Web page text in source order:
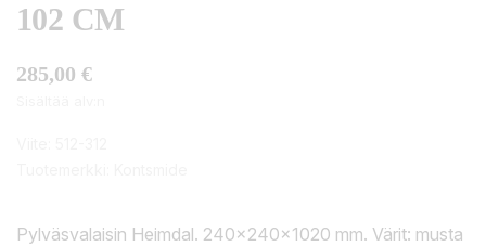
102 CM
285,00 €
Pylväsvalaisin Heimdal. 240x240x1020 mm. Värit: musta